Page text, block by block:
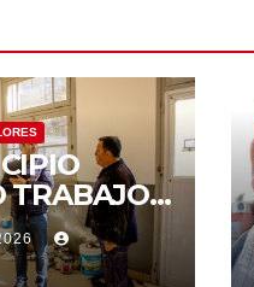
TRABAJOS
EN LA
N.º 10